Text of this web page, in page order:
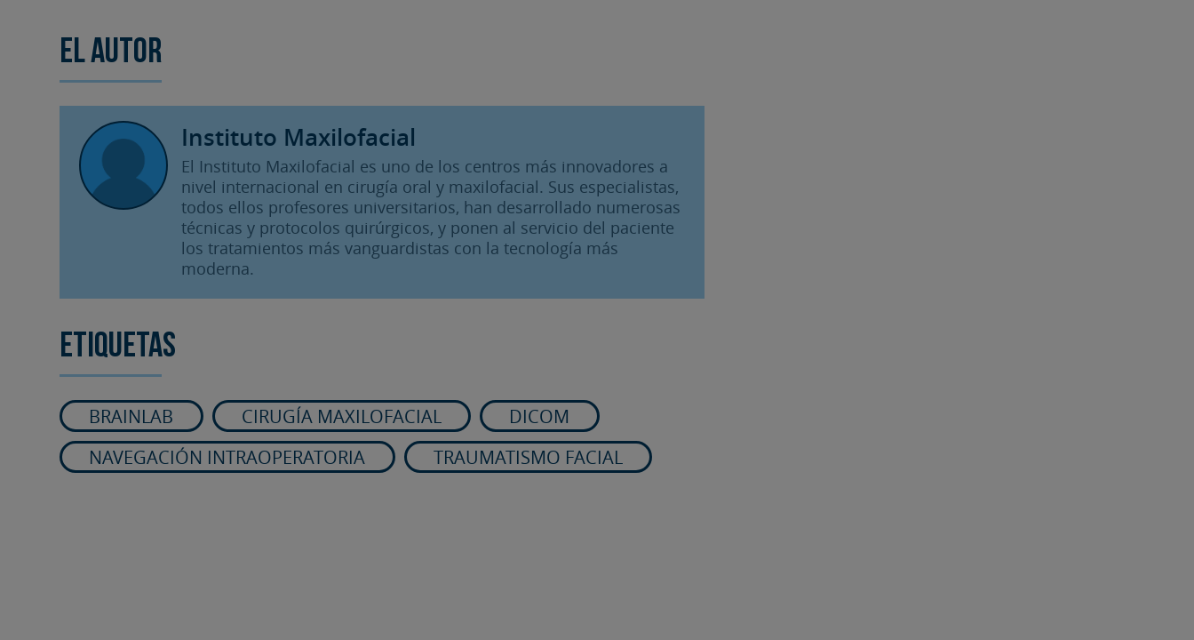
El autor
Instituto Maxilofacial
El Instituto Maxilofacial es uno de los centros más innovadores a
nivel internacional en cirugía oral y maxilofacial. Sus especialistas,
todos ellos profesores universitarios, han desarrollado numerosas
técnicas y protocolos quirúrgicos, y ponen al servicio del paciente
los tratamientos más vanguardistas con la tecnología más
moderna.
Etiquetas
BRAINLAB CIRUGÍA MAXILOFACIAL
DICOM
NAVEGACIÓN INTRAOPERATORIA
TRAUMATISMO FACIAL